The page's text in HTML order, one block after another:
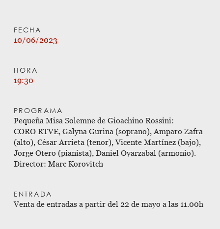
FECHA
10/06/2023
HORA
19:30
PROGRAMA
Pequeña Misa Solemne de Gioachino Rossini:
CORO RTVE, Galyna Gurina (soprano), Amparo Zafra
(alto), César Arrieta (tenor), Vicente Martínez (bajo),
Jorge Otero (pianista), Daniel Oyarzabal (armonio).
Director: Marc Korovitch
ENTRADA
Venta de entradas a partir del 22 de mayo a las 11.00h